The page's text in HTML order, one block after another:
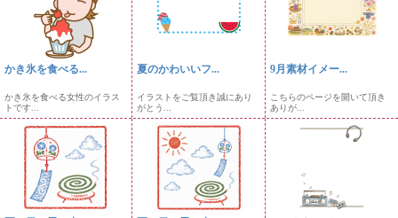
かき氷を食べる...
かき氷を食べる女性のイラス
トです...
夏のかわいいフ...
イラストをご覧頂き誠にあり
がとう...
9月素材イメー...
こちらのページを開いて頂き
ありが...